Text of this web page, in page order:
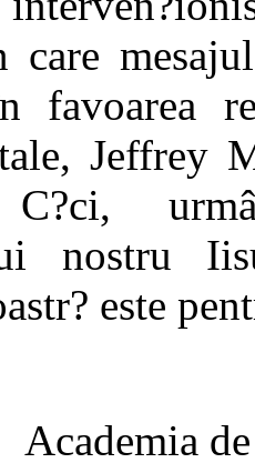
care
favoarea
Jeffrey
nostru
este
Academia